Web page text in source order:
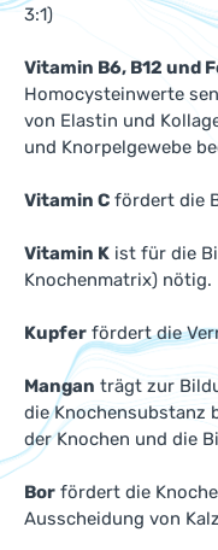
3:1)
Vitamin B6, B12 und
Homocysteinwerte
von Elastin und
und Knorpelgewebe
Vitamin C fördert die
Vitamin K ist für die
Knochenmatrix) nötig.
Kupfer fördert die
Mangan trägt zur
die Knochensubstanz
der Knochen und die
Bor fördert die
Ausscheidung von